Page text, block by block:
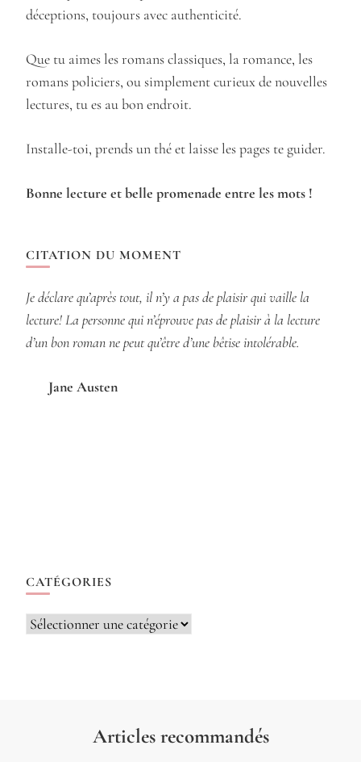
déceptions, toujours avec authenticité.
Que tu aimes les romans classiques, la romance, les
romans policiers, ou simplement curieux de nouvelles
lectures, tu es au bon endroit.
Installe-toi, prends un thé et laisse les pages te guider.
Bonne lecture et belle promenade entre les mots !
CITATION DU MOMENT
Je déclare qu’après tout, il n’y a pas de plaisir qui vaille la
lecture! La personne qui n’éprouve pas de plaisir à la lecture
d’un bon roman ne peut qu’être d’une bêtise intolérable.
Jane Austen
CATÉGORIES
Catégories
Articles recommandés